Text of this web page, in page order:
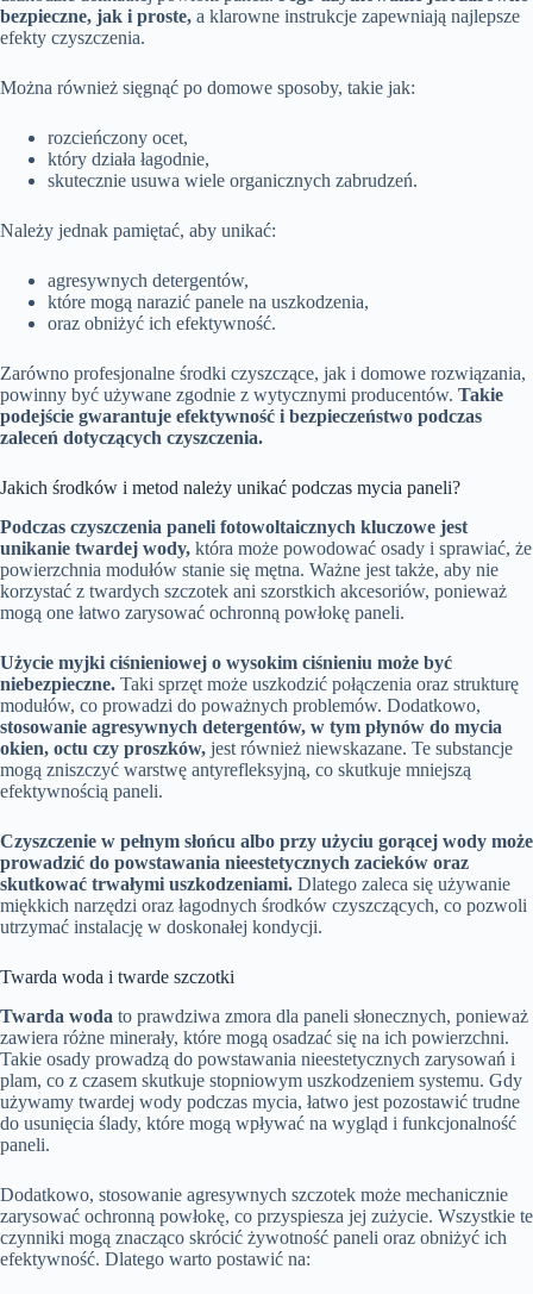
bezpieczne, jak i proste, a klarowne instrukcje zapewniają najlepsze
efekty czyszczenia.
Można również sięgnąć po domowe sposoby, takie jak:
rozcieńczony ocet,
który działa łagodnie,
skutecznie usuwa wiele organicznych zabrudzeń.
Należy jednak pamiętać, aby unikać:
agresywnych detergentów,
które mogą narazić panele na uszkodzenia,
oraz obniżyć ich efektywność.
Zarówno profesjonalne środki czyszczące, jak i domowe rozwiązania,
powinny być używane zgodnie z wytycznymi producentów. Takie
podejście gwarantuje efektywność i bezpieczeństwo podczas
zaleceń dotyczących czyszczenia.
Jakich środków i metod należy unikać podczas mycia paneli?
Podczas czyszczenia paneli fotowoltaicznych kluczowe jest
unikanie twardej wody, która może powodować osady i sprawiać, że
powierzchnia modułów stanie się mętna. Ważne jest także, aby nie
korzystać z twardych szczotek ani szorstkich akcesoriów, ponieważ
mogą one łatwo zarysować ochronną powłokę paneli.
Użycie myjki ciśnieniowej o wysokim ciśnieniu może być
niebezpieczne. Taki sprzęt może uszkodzić połączenia oraz strukturę
modułów, co prowadzi do poważnych problemów. Dodatkowo,
stosowanie agresywnych detergentów, w tym płynów do mycia
okien, octu czy proszków, jest również niewskazane. Te substancje
mogą zniszczyć warstwę antyrefleksyjną, co skutkuje mniejszą
efektywnością paneli.
Czyszczenie w pełnym słońcu albo przy użyciu gorącej wody może
prowadzić do powstawania nieestetycznych zacieków oraz
skutkować trwałymi uszkodzeniami. Dlatego zaleca się używanie
miękkich narzędzi oraz łagodnych środków czyszczących, co pozwoli
utrzymać instalację w doskonałej kondycji.
Twarda woda i twarde szczotki
Twarda woda to prawdziwa zmora dla paneli słonecznych, ponieważ
zawiera różne minerały, które mogą osadzać się na ich powierzchni.
Takie osady prowadzą do powstawania nieestetycznych zarysowań i
plam, co z czasem skutkuje stopniowym uszkodzeniem systemu. Gdy
używamy twardej wody podczas mycia, łatwo jest pozostawić trudne
do usunięcia ślady, które mogą wpływać na wygląd i funkcjonalność
paneli.
Dodatkowo, stosowanie agresywnych szczotek może mechanicznie
zarysować ochronną powłokę, co przyspiesza jej zużycie. Wszystkie te
czynniki mogą znacząco skrócić żywotność paneli oraz obniżyć ich
efektywność. Dlatego warto postawić na: